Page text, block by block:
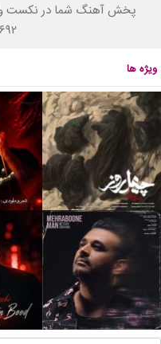
پخش آهنگ شما در نکست
ویژه ها